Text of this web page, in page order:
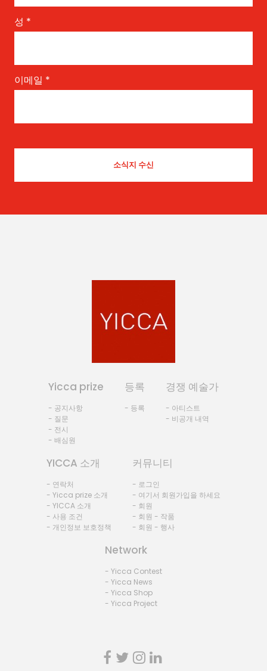
성 *
이메일 *
Yicca prize
- 공지사항
- 질문
- 전시
- 배심원
등록
- 등록
경쟁 예술가
- 아티스트
- 비공개 내역
YICCA 소개
- 연락처
- Yicca prize 소개
- YICCA 소개
- 사용 조건
- 개인정보 보호정책
커뮤니티
- 로그인
- 여기서 회원가입을 하세요
- 회원
- 회원 - 작품
- 회원 - 행사
Network
- Yicca Contest
- Yicca News
- Yicca Shop
- Yicca Project